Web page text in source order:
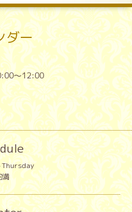
ダー
～12:00
Thursday
満